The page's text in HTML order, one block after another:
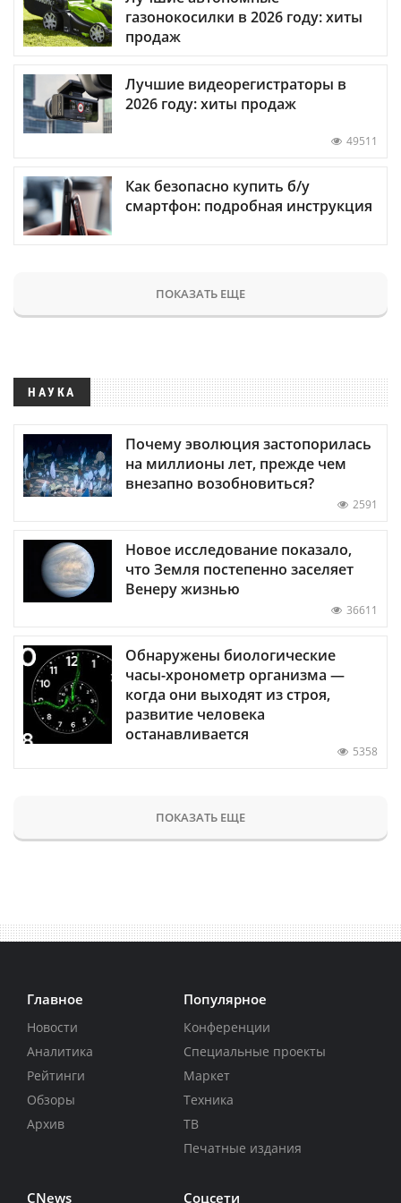
газонокосилки в 2026 году: хиты
продаж
Лучшие видеорегистраторы в
2026 году: хиты продаж
49511
Как безопасно купить б/у
смартфон: подробная инструкция
ПОКАЗАТЬ ЕЩЕ
НАУКА
Почему эволюция застопорилась
на миллионы лет, прежде чем
внезапно возобновиться?
2591
Новое исследование показало,
что Земля постепенно заселяет
Венеру жизнью
36611
Обнаружены биологические
часы-хронометр организма —
когда они выходят из строя,
развитие человека
останавливается
5358
ПОКАЗАТЬ ЕЩЕ
Главное
Новости
Аналитика
Рейтинги
Обзоры
Архив
Популярное
Конференции
Специальные проекты
Маркет
Техника
ТВ
Печатные издания
CNews Соцсети